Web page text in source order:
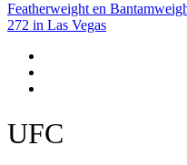
Featherweight en
272 in Las Vegas
UFC